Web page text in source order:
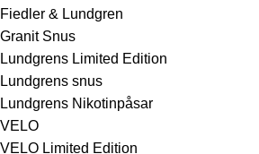
Fiedler & Lundgren
Granit Snus
Lundgrens Limited Edition
Lundgrens snus
Lundgrens Nikotinpåsar
VELO
VELO Limited Edition